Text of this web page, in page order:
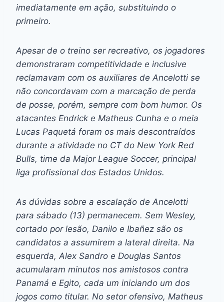
imediatamente em ação, substituindo o
primeiro.
Apesar de o treino ser recreativo, os jogadores
demonstraram competitividade e inclusive
reclamavam com os auxiliares de Ancelotti se
não concordavam com a marcação de perda
de posse, porém, sempre com bom humor. Os
atacantes Endrick e Matheus Cunha e o meia
Lucas Paquetá foram os mais descontraídos
durante a atividade no CT do New York Red
Bulls, time da Major League Soccer, principal
liga profissional dos Estados Unidos.
As dúvidas sobre a escalação de Ancelotti
para sábado (13) permanecem. Sem Wesley,
cortado por lesão, Danilo e Ibañez são os
candidatos a assumirem a lateral direita. Na
esquerda, Alex Sandro e Douglas Santos
acumularam minutos nos amistosos contra
Panamá e Egito, cada um iniciando um dos
jogos como titular. No setor ofensivo, Matheus